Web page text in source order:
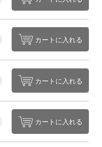
カートに入れる
カートに入れる
カートに入れる